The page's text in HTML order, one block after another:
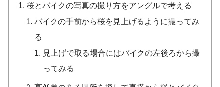
桜とバイクの写真の撮り方をアングルで考える
バイクの手前から桜を見上げるように撮ってみ
る
見上げで取る場合にはバイクの左後ろから撮
ってみる